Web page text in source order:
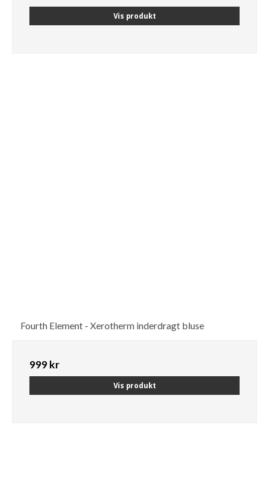
Vis produkt
Fourth Element - Xerotherm inderdragt bluse
999 kr
Vis produkt